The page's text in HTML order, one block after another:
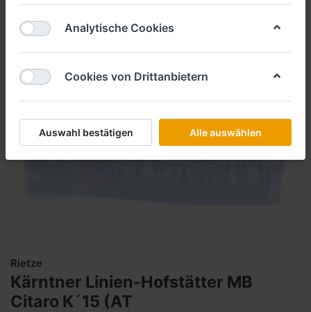
Rietze
Kärntner Linien-Hofstätter MB
Citaro K´15 (AT
Analytische Cookies
Cookies von Drittanbietern
Auswahl bestätigen Alle auswählen